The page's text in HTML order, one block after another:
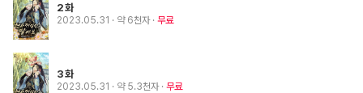
2화
2023.05.31 · 약 6천자 무료
3화
2023.05.31 · 약 5.3천자 무료